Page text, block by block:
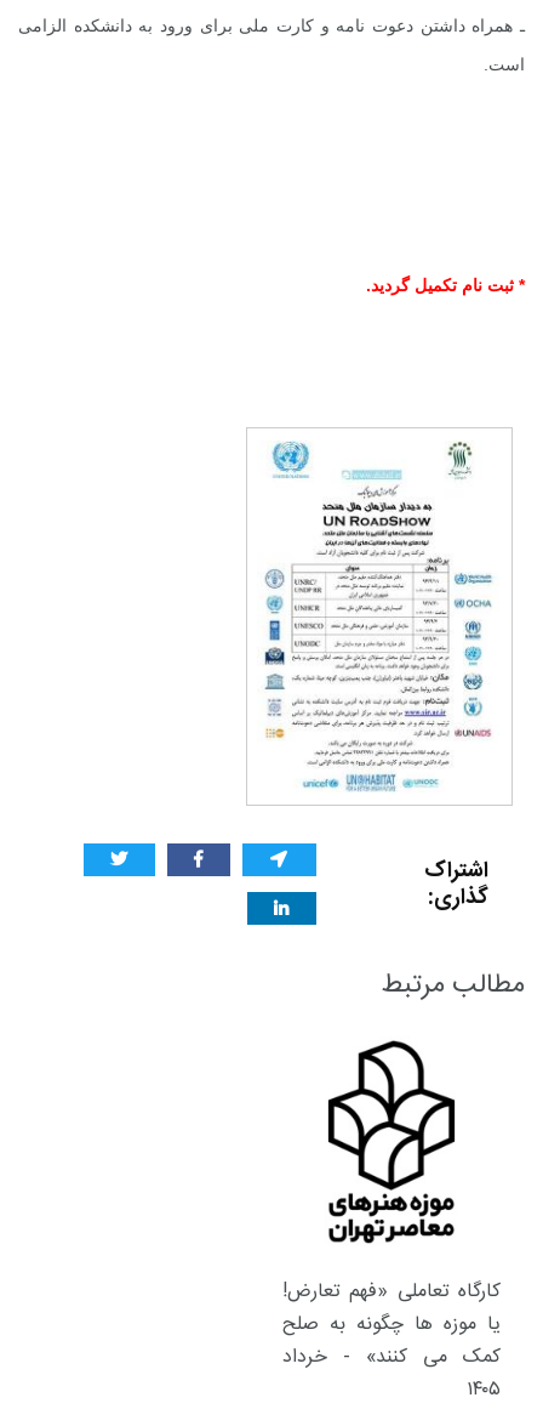
ـ همراه داشتن دعوت نامه و کارت ملی برای ورود به دانشکده الزامی
است.
* ثبت نام تکمیل گردید.
اشتراک
گذاری:
مطالب مرتبط
کارگاه تعاملی «فهم تعارض!
یا موزه ها چگونه به صلح
کمک می کنند» - خرداد
۱۴۰۵